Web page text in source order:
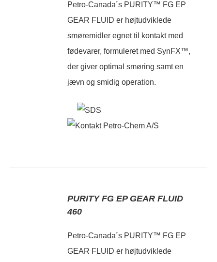
Petro-Canada´s PURITY™ FG EP
GEAR FLUID er højtudviklede
smøremidler egnet til kontakt med
fødevarer, formuleret med SynFX™,
der giver optimal smøring samt en
jævn og smidig operation.
PURITY FG EP GEAR FLUID
460
Petro-Canada´s PURITY™ FG EP
GEAR FLUID er højtudviklede